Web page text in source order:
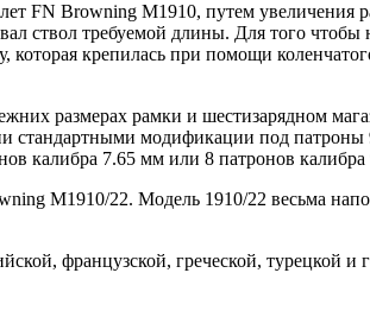
FN Browning M1910, путем увеличения
ствол требуемой длины. Для того чтобы
которая крепилась при помощи
размерах рамки и шестизарядном
стандартными модификации под патроны
калибра 7.65 мм или 8 патронов
M1910/22. Модель 1910/22 весьма
французской, греческой, турецкой и